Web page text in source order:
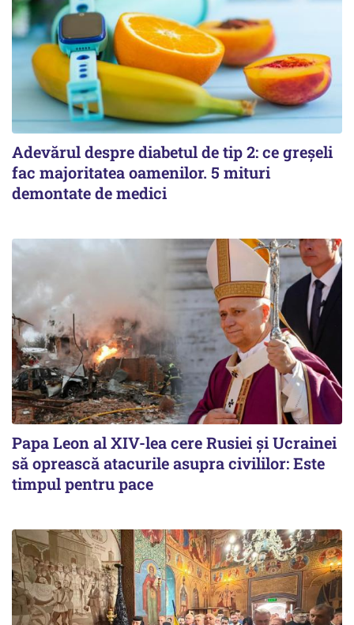
Adevărul despre diabetul de tip 2: ce greșeli
fac majoritatea oamenilor. 5 mituri
demontate de medici
Papa Leon al XIV-lea cere Rusiei și Ucrainei
să oprească atacurile asupra civililor: Este
timpul pentru pace